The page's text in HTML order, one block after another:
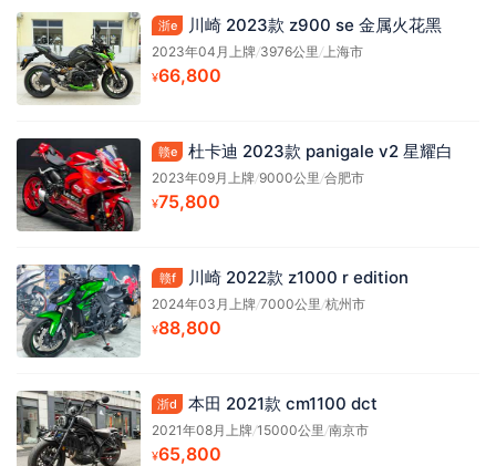
浙e 川崎 2023款 z900 se 金属火花黑
2023年04月上牌/3976公里 /上海市
¥66,800
赣e 杜卡迪 2023款 panigale v2 星耀白
2023年09月上牌/9000公里 /合肥市
¥75,800
赣f 川崎 2022款 z1000 r edition
2024年03月上牌/7000公里 /杭州市
¥88,800
浙d 本田 2021款 cm1100 dct
2021年08月上牌/15000公里 /南京市
¥65,800